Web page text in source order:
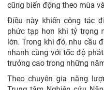
cũng biến động theo mùa
Điều này khiến công tác
phức tạp hơn khi tỷ trọng
lớn. Trong khi đó, nhu cầu
nhanh cùng với tốc độ
trưởng cao trong những
Theo chuyên gia năng